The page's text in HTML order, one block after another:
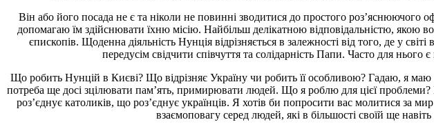
Він або його посада не є та ніколи не повинні зводитися до простого
допомагаю їм здійснювати їхню місію. Найбільш делікатною відповідальністю, якою
єпископів. Щоденна діяльність Нунція відрізняється в залежності від того, де у
передусім свідчити співчуття та солідарність Папи. Часто для
Що робить Нунцій в Києві? Що відрізняє Україну чи робить її особливою? Гадаю, я маю
потреба ще досі зцілювати пам’ять, примирювати людей. Що я роблю для цієї
роз’єднує католиків, що роз’єднує українців. Я хотів би попросити вас молитися за
взаємоповагу серед людей, які в більшості своїй ще